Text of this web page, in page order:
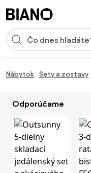
Vstup pre vyhľadávanie
Nábytok Sety a zostavy
Odporúčame